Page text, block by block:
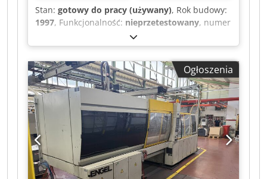
Stan: gotowy do pracy (używany), Rok budowy:
1997, Funkcjonalność: nieprzetestowany, numer
39951, masa całkowita:
kg, W zestawie: robot liniowy i urządzenia
peryferyjne. Na sprzedaż używana maszyna,
pochodząca z likwidacji zakładu. Sprzedaż
odbywa się z wyłączeniem wszelkiej
odpowiedzialności za wady rzeczowe. Maszyna
nie była sprawdzana, ale do momentu likwidacji
zakładu była w pełni sprawna. Dwedpezrd Rujfx
Aa Hsa
Ogłoszenia